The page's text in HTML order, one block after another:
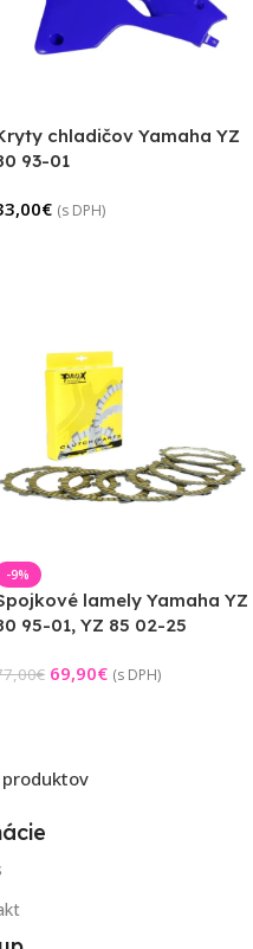
chladičov Yamaha YZ
93-01
€ (s DPH)
-9%
lamely Yamaha YZ
95-01, YZ 85 02-25
€ 69,90€ (s DPH)